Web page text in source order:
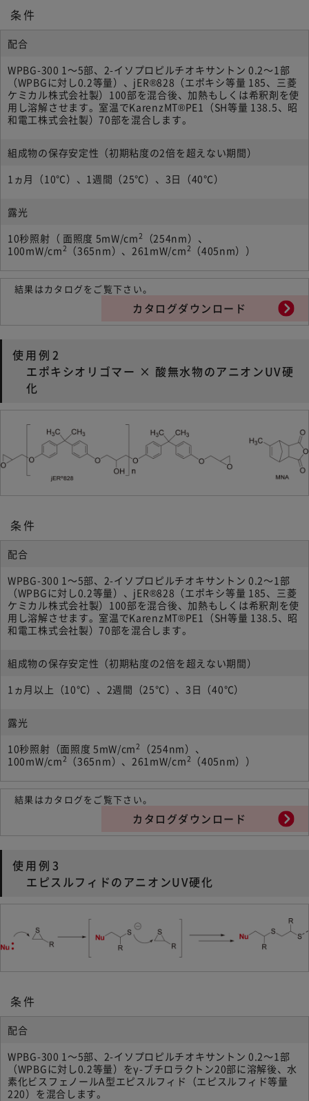
条件
配合
WPBG-300 1～5部、2-イソプロピルチオキサントン 0.2～1部
（WPBGに対し0.2等量）、jER®828（エポキシ等量 185、三菱
ケミカル株式会社製）100部を混合後、加熱もしくは希釈剤を使
用し溶解させます。室温でKarenzMT®PE1（SH等量 138.5、昭
和電工株式会社製）70部を混合します。
組成物の保存安定性（初期粘度の2倍を超えない期間）
1ヵ月（10℃）、1週間（25℃）、3日（40℃）
露光
10秒照射（ 面照度 5mW/cm2
（254nm）、
100mW/cm2 （365nm）、261mW/cm2 （405nm））
結果はカタログをご覧下さい。
カタログダウンロード
使用例2
エポキシオリゴマー × 酸無水物のアニオンUV硬
化
条件
配合
WPBG-300 1～5部、2-イソプロピルチオキサントン 0.2～1部
（WPBGに対し0.2等量）、jER®828（エポキシ等量 185、三菱
ケミカル株式会社製）100部を混合後、加熱もしくは希釈剤を使
用し溶解させます。室温でKarenzMT®PE1（SH等量 138.5、昭
和電工株式会社製）70部を混合します。
組成物の保存安定性（初期粘度の2倍を超えない期間）
1ヵ月以上（10℃）、2週間（25℃）、3日（40℃）
露光
10秒照射（面照度 5mW/cm2
（254nm）、
100mW/cm2 （365nm）、261mW/cm2 （405nm））
結果はカタログをご覧下さい。
カタログダウンロード
使用例3
エピスルフィドのアニオンUV硬化
条件
配合
WPBG-300 1～5部、2-イソプロピルチオキサントン 0.2～1部
（WPBGに対し0.2等量）をγ-ブチロラクトン20部に溶解後、水
素化ビスフェノールA型エピスルフィド（エピスルフィド等量
220）を混合します。